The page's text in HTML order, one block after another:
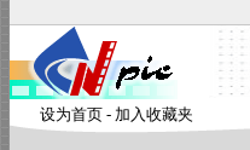
设为首页 - 加入收藏夹